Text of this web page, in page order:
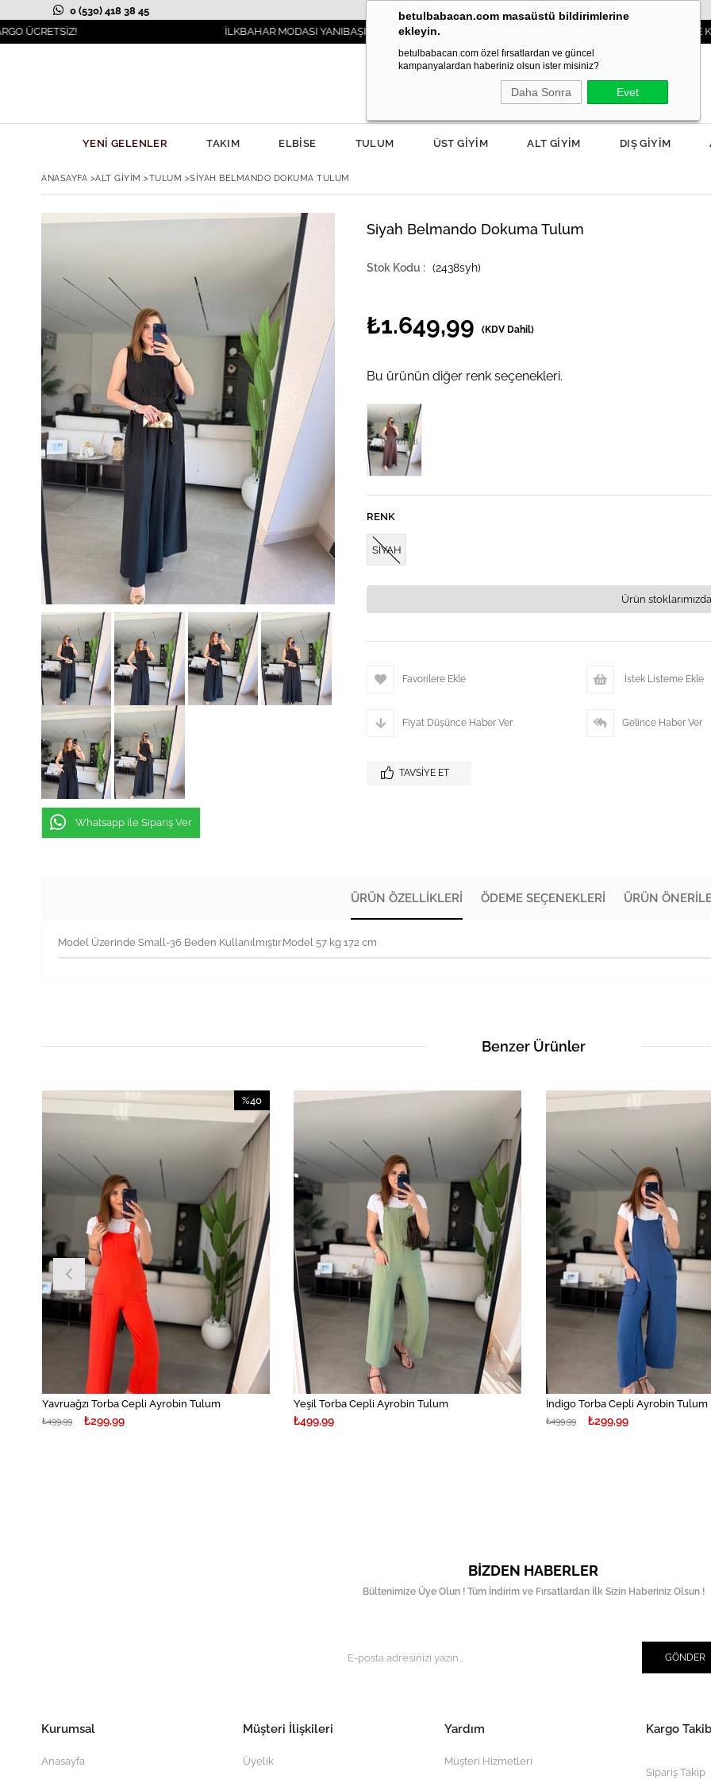
0 (530) 418 38 45
İLKBAHAR MODASI YANIBAŞINIZDA! 3000TL VE ÜZERİ SİPARİŞLERDE KARGO
betulbabacan.com masaüstü bildirimlerine
ekleyin.
betulbabacan.com özel fırsatlardan ve güncel
kampanyalardan haberiniz olsun ister misiniz?
Daha Sonra Evet
YENİ GELENLER TAKIM ELBİSE TULUM ÜST GİYİM ALT GİYİM DIŞ GİYİM
ANASAYFA >ALT GİYİM >TULUM >SIYAH BELMANDO DOKUMA TULUM
Whatsapp ile Sipariş Ver
Siyah Belmando Dokuma Tulum
(2438syh)
₺1.649,99 (KDV Dahil)
Bu ürünün diğer renk seçenekleri.
Tükendi
RENK
SİYAH
Ürün
Favorilere Ekle İstek Listeme Ekle
Fiyat Düşünce Haber Ver Gelince Haber Ver
TAVSIYE ET
ÜRÜN ÖZELLIKLERI ÖDEME SEÇENEKLERI ÜRÜN
Model Üzerinde Small-36 Beden Kullanılmıştır.Model 57 kg 172 cm
Benzer Ürünler
Yavruağzı Torba Cepli Ayrobin Tulum
₺299,99
₺499,99
%40
İndirim
%40İndirim
Yeşil Torba Cepli Ayrobin Tulum
₺499,99
İndigo Torba Cepli Ayrobin Tulum
₺299,99
₺499,99
BIZDEN HABERLER
Bültenimize Üye Olun ! Tüm İndirim ve Fırsatlardan İlk Sizin Haberiniz Olsun !
GÖNDER
Kurumsal
Anasayfa
Müşteri İlişkileri
Üyelik
Yardım
Müşteri Hizmetleri
Kargo
Sipariş Takip